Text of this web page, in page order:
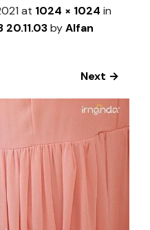
at 1024 × 1024 in
byAlfan
Next →